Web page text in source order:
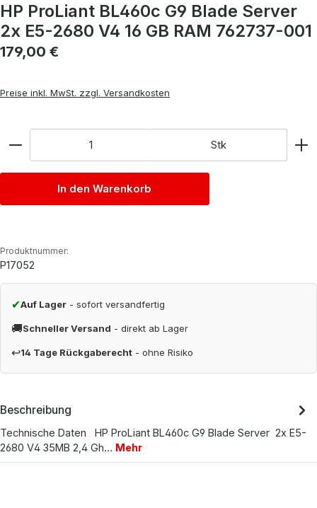
HP ProLiant BL460c G9 Blade Server
2x E5-2680 V4 16 GB RAM 762737-001
Regulärer Preis:
179,00 €
Preise inkl. MwSt. zzgl. Versandkosten
Stk
In den Warenkorb
Produktnummer:
P17052
✔Auf Lager - sofort versandfertig
🚚Schneller Versand - direkt ab Lager
↩14 Tage Rückgaberecht - ohne Risiko
Beschreibung
Technische Daten HP ProLiant BL460c G9 Blade Server 2x E5-
2680 V4 35MB 2,4 Gh… Mehr